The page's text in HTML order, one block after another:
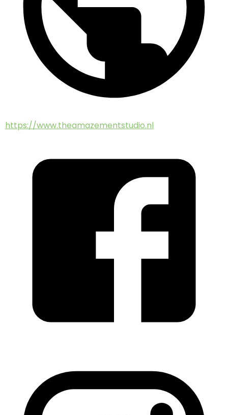
https://www.theamazementstudio.nl